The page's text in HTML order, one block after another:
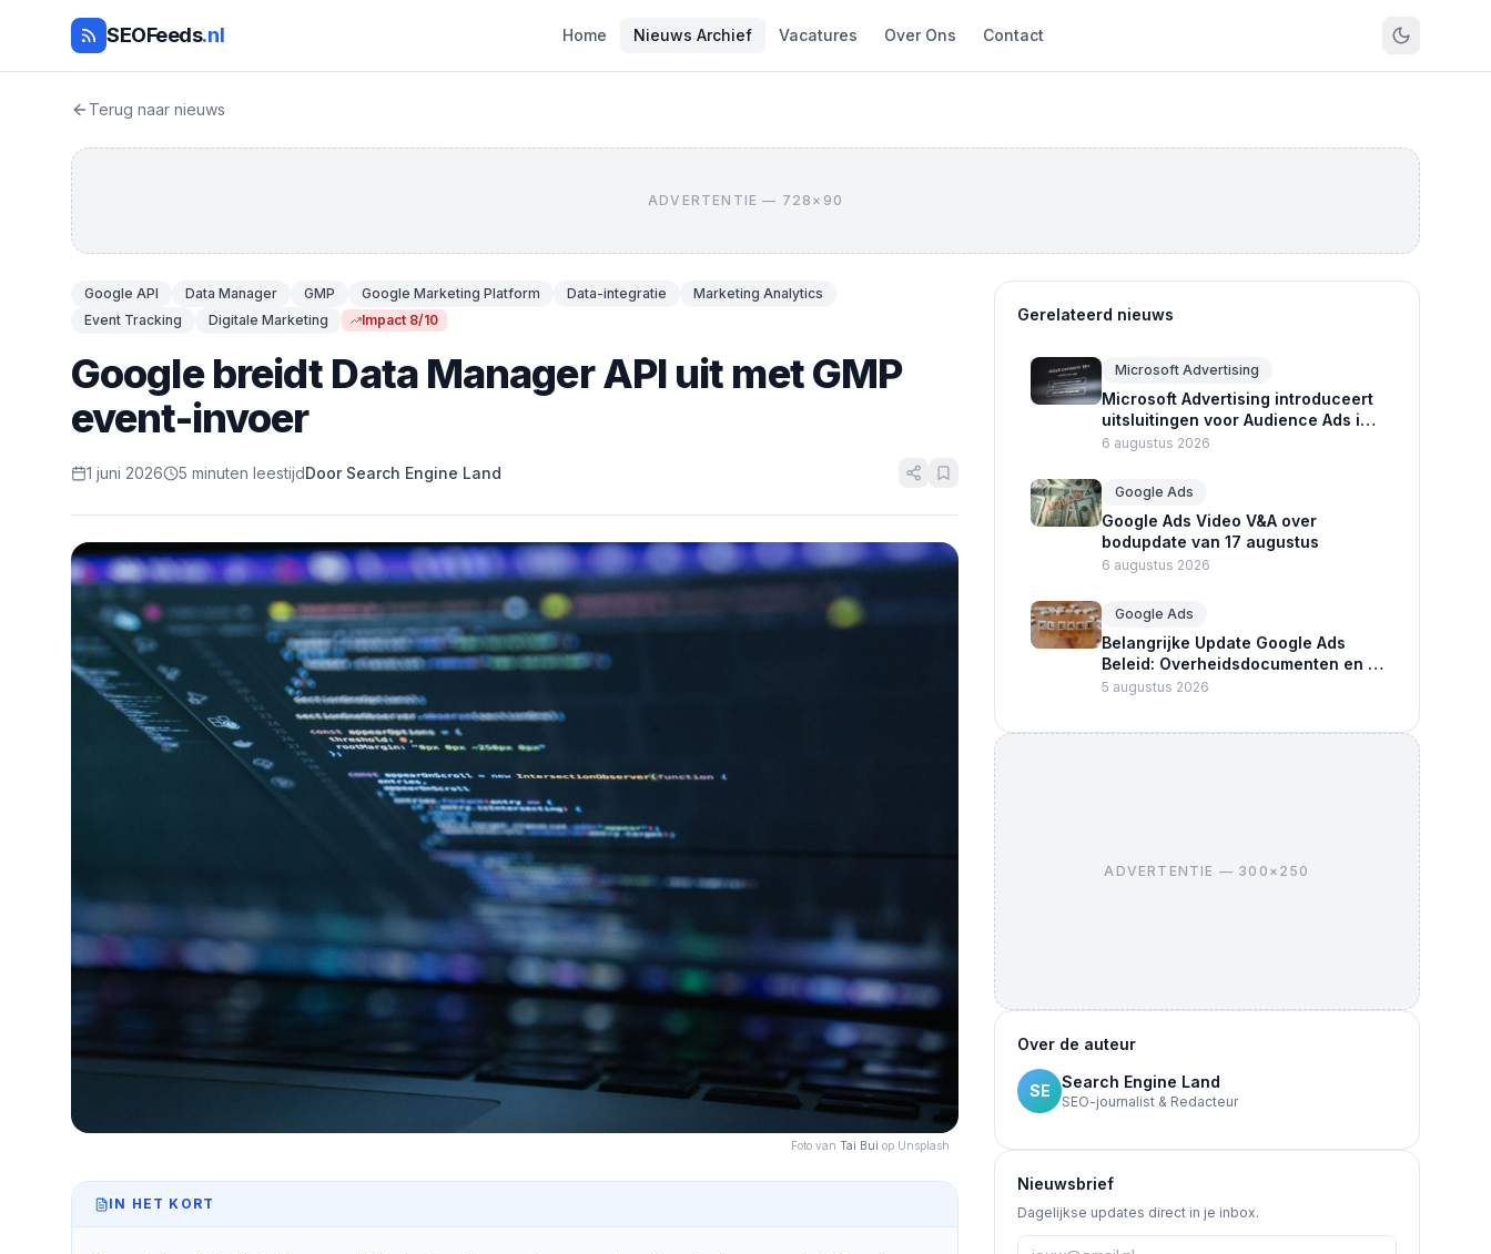
SEOFeeds.nl Home Nieuws Archief Vacatures Over Ons Contact
Terug naar nieuws
ADVERTENTIE — 728×90
Google API Data Manager GMP Google Marketing Platform Data-integratie
Marketing Analytics
Event Tracking
Digitale Marketing Impact 8/10
Google breidt Data Manager API uit met GMP
event-invoer
1 juni 2026 5 minuten leestijdDoor Search Engine Land
Foto van Tai Bui op Unsplash
IN HET KORT
Gerelateerd nieuws
Microsoft Advertising
Microsoft Advertising introduceert
uitsluitingen voor Audience Ads in
Performance Max
6 augustus 2026
Google Ads
Google Ads Video V&A over
bodupdate van 17 augustus
6 augustus 2026
Google Ads
Belangrijke Update Google Ads
Beleid: Overheidsdocumenten en -
diensten
5 augustus 2026
ADVERTENTIE — 300×250
Over de auteur
SE Search Engine Land
SEO-journalist & Redacteur
Nieuwsbrief
Dagelijkse updates direct in je inbox.